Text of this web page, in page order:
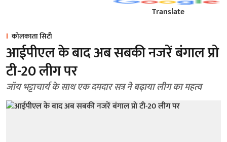
Translate
कोलकाता सिटी
आईपीएल के बाद अब सबकी नजरें बंगाल प्रो
टी-20 लीग पर
जॉय भट्टाचार्य के साथ एक दमदार सत्र ने बढ़ाया लीग का महत्व